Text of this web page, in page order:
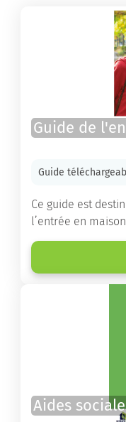
Guide de
Guide
Ce guide est
l’entrée en
Vous y trouverez
d’établissements
destinés à
Aides